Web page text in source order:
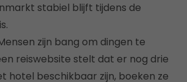
stabiel blijft tijdens de
zijn bang om dingen te
reiswebsite stelt dat er nog drie
hotel beschikbaar zijn, boeken ze